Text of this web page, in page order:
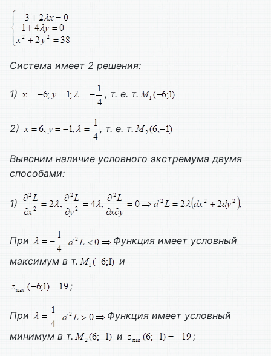
Система имеет 2 решения:
1) , т. е. т.
2) , т. е. т.
Выясним наличие условного экстремума двумя
способами:
1)
При
Функция имеет условный
максимум в т.
и
;
При
Функция имеет условный
минимум в т.
и ;